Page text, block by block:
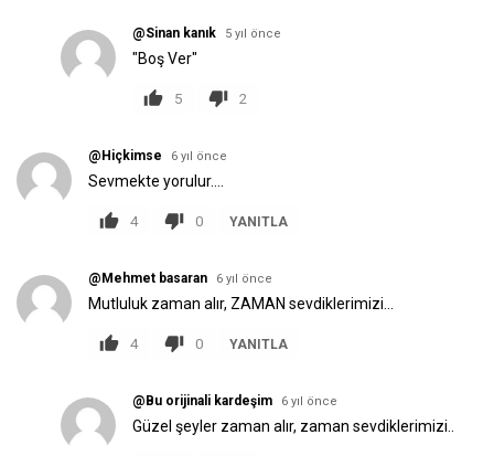
@Sinan kanık 5 yıl önce
"Boş Ver"
5 2
@Hiçkimse 6 yıl önce
Sevmekte yorulur....
4 0 YANITLA
@Mehmet basaran 6 yıl önce
Mutluluk zaman alır, ZAMAN sevdiklerimizi...
4 0 YANITLA
@Bu orijinali kardeşim 6 yıl önce
Güzel şeyler zaman alır, zaman sevdiklerimizi..